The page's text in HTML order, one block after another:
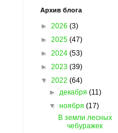
Архив блога
► 2026 (3)
► 2025 (47)
► 2024 (53)
► 2023 (39)
▼ 2022 (64)
►декабря(11)
▼ноября(17)
В земли лесных
чебуражек